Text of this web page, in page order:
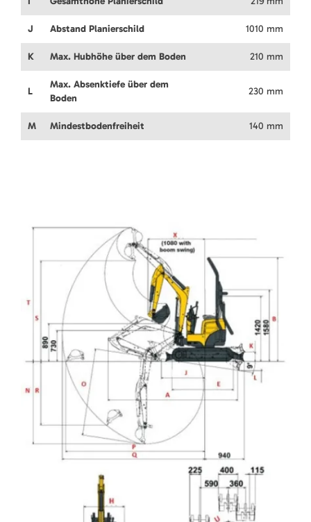
J Abstand Planierschild 1010 mm
K Max. Hubhöhe über dem Boden 210 mm
L
Max. Absenktiefe über dem
Boden
230 mm
M Mindestbodenfreiheit 140 mm